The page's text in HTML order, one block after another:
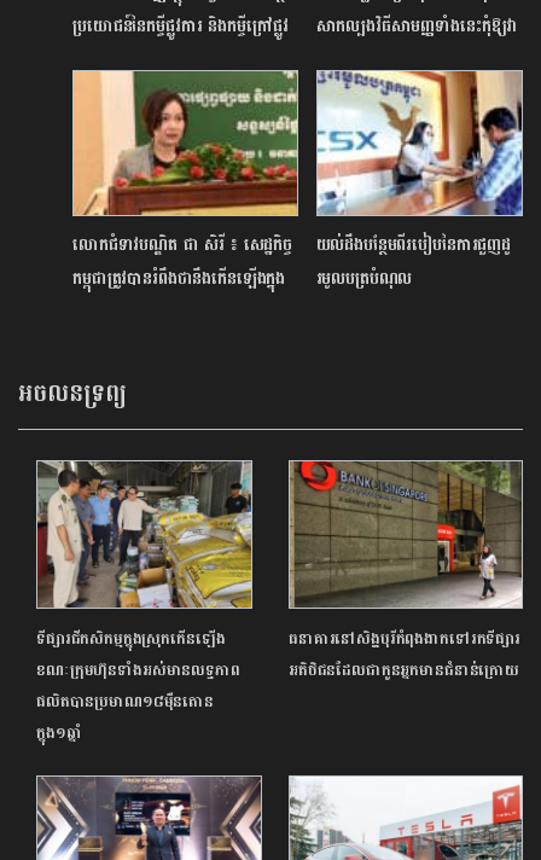
ប្រយោជន៍នៃកម្ចីផ្លូវការ និងកម្ចីក្រៅផ្លូវ
សាកល្បងវិធីសាមញ្ញទាំងនេះកុំឱ្យវា
លោកជំទាវបណ្ឌិត ជា សិរី ៖ សេដ្ឋកិច្ច
កម្ពុជាត្រូវបានរំពឹងថានឹងកើនឡើងក្នុង
យល់ដឹងបន្ថែមពីរបៀបនៃការជួញដូ
រមូលបត្របំណុល
អចលនទ្រព្យ
ទីផ្សារជីកសិកម្មក្នុងស្រុកកើនឡើង
ខណៈក្រុមហ៊ុនទាំងអស់មានលទ្ធភាព
ផលិតបានប្រមាណ១៨ម៉ឺនតោន
ក្នុង១ឆ្នាំ
ធនាគារនៅសិង្ហបុរីកំពុងងាកទៅរកទីផ្សារ
អតិថិជនដែលជាកូនអ្នកមានជំនាន់ក្រោយ